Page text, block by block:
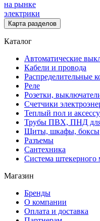
на рынке
электрики
Карта разделов
Каталог
Автоматические
Кабели и провода
Распределительные
Реле
Розетки,
Счетчики
Теплый пол и
Трубы ПВХ, ПНД для
Щиты, шкафы, боксы
Разъемы
Сантехника
Система штекерного
Магазин
Бренды
О компании
Оплата и доставка